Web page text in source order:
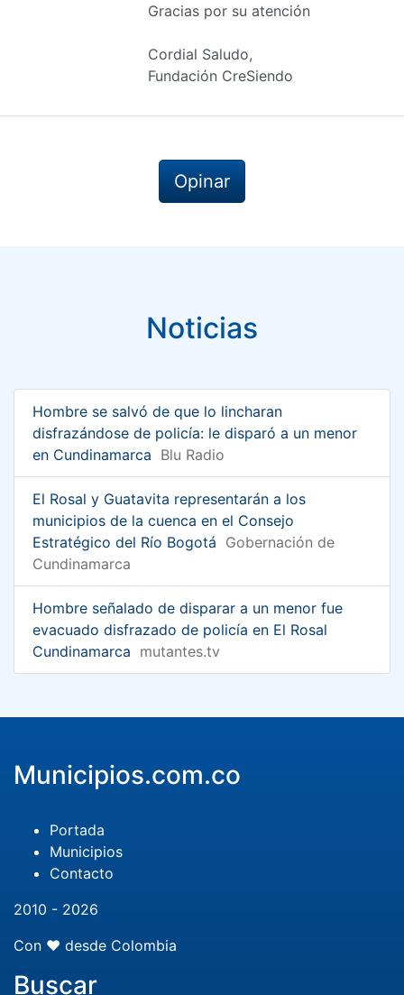
Gracias por su atención
Cordial Saludo,
Fundación CreSiendo
Opinar
Noticias
Hombre se salvó de que lo lincharan
disfrazándose de policía: le disparó a un menor
en Cundinamarca Blu Radio
El Rosal y Guatavita representarán a los
municipios de la cuenca en el Consejo
Estratégico del Río Bogotá Gobernación de
Cundinamarca
Hombre señalado de disparar a un menor fue
evacuado disfrazado de policía en El Rosal
Cundinamarca mutantes.tv
Municipios.com.co
Portada
Municipios
Contacto
2010 - 2026
Con ❤️ desde Colombia
Buscar